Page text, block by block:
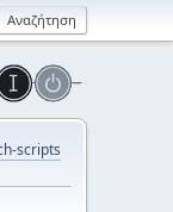
scripts